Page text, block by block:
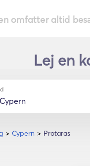
omfatter altid
Lej en
Cypern Protaras